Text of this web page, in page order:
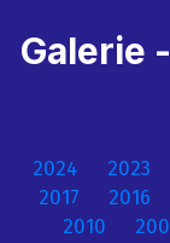
Galerie
2024 2023
2017
2016
2010